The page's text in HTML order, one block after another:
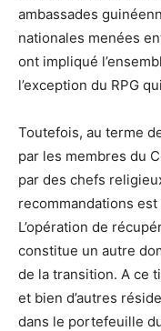
ambassades
nationales menées
ont impliqué
l’exception du RPG
Toutefois, au terme
par les membres du
par des chefs
recommandations
L’opération de
constitue un autre
de la transition. A ce
et bien d’autres
dans le portefeuille